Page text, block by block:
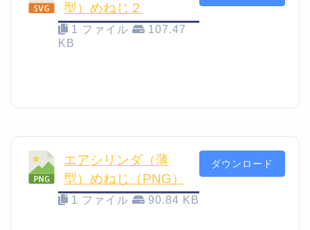
型）めねじ２
1 ファイル
107.47
KB
エアシリンダ（薄
型）めねじ（PNG）
1 ファイル 90.84 KB
ダウンロード